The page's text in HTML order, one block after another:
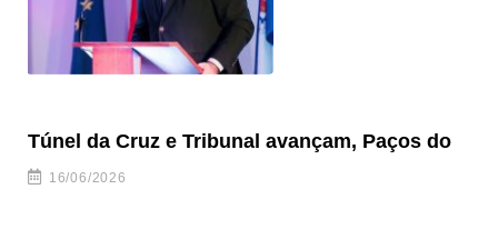
Túnel da Cruz e Tribunal avançam, Paços do
16/06/2026